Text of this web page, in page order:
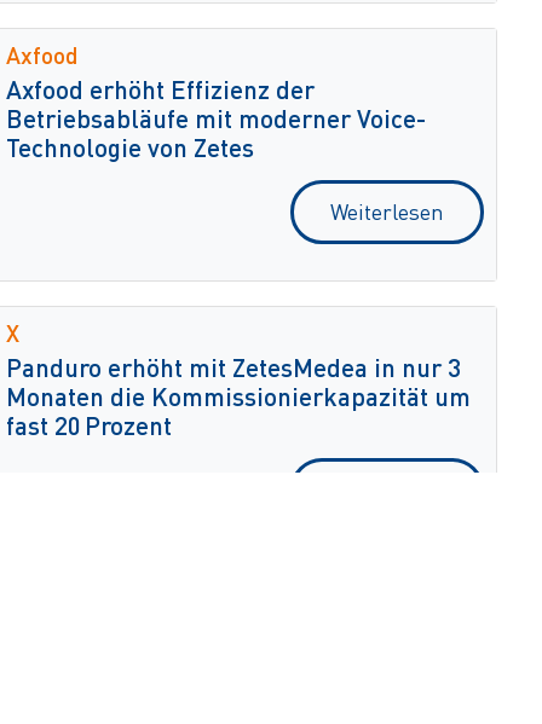
Axfood
Axfood erhöht Effizienz der
Betriebsabläufe mit moderner Voice-
Technologie von Zetes
Weiterlesen
X
Panduro erhöht mit ZetesMedea in nur 3
Monaten die Kommissionierkapazität um
fast 20 Prozent